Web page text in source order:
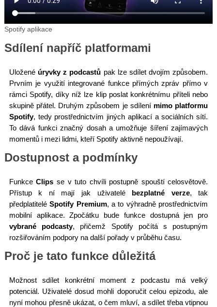
Spotify aplikace
Sdílení napříč platformami
Uložené úryvky z podcastů pak lze sdílet dvojím způsobem.
Prvním je využití integrované funkce přímých zpráv přímo v
rámci Spotify, díky níž lze klip poslat konkrétnímu příteli nebo
skupině přátel. Druhým způsobem je sdílení mimo platformu
Spotify, tedy prostřednictvím jiných aplikací a sociálních sítí.
To dává funkci značný dosah a umožňuje šíření zajímavých
momentů i mezi lidmi, kteří Spotify aktivně nepoužívají.
Dostupnost a podmínky
FunkceClips se v tuto chvíli postupně spouští celosvětově.
Přístup k ní mají jak uživatelé bezplatné verze, tak
předplatiteléSpotify Premium, a to výhradně prostřednictvím
mobilní aplikace. Zpočátku bude funkce dostupná jen pro
vybrané podcasty, přičemž Spotify počítá s postupným
rozšiřováním podpory na další pořady v průběhu času.
Proč je tato funkce důležitá
Možnost sdílet konkrétní moment z podcastu má velký
potenciál. Uživatelé dosud mohli doporučit celou epizodu, ale
nyní mohou přesně ukázat, o čem mluví, a sdílet třeba vtipnou